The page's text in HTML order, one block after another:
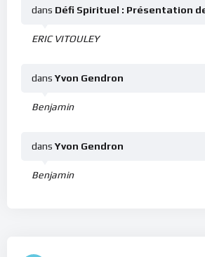
ERIC VITOULEY
dans Défi Spirituel : Présentation
Benjamin
dans Yvon Gendron
Benjamin
dans Yvon Gendron